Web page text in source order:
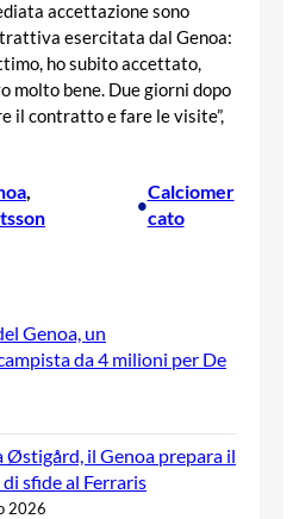
accettazione sono
esercitata dal Genoa:
ho subito accettato,
molto bene. Due giorni dopo
il contratto e fare le visite”,
•
Calciomer
cato
Genoa, un
da 4 milioni per De
Østigård, il Genoa prepara il
sfide al Ferraris
2026